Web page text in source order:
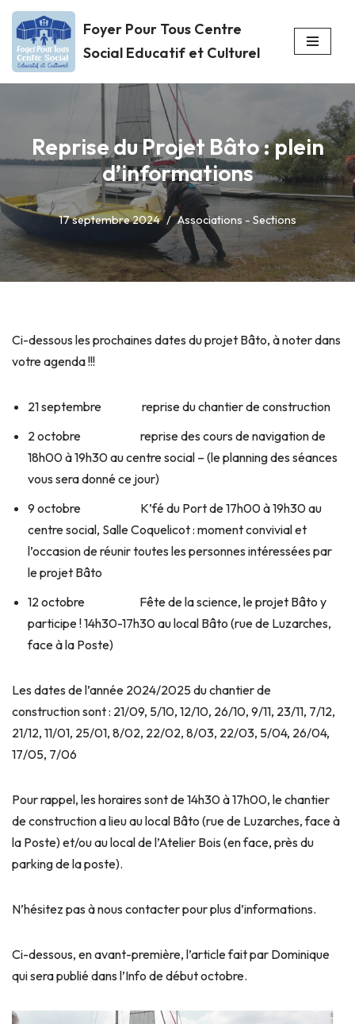
Aller
au
contenu
Foyer Pour Tous Centre
Social Educatif et Culturel
Reprise du Projet Bâto : plein
d’informations
17 septembre 2024 Associations - Sections
Ci-dessous les prochaines dates du projet Bâto, à noter dans
votre agenda !!!
21 septembre reprise du chantier de construction
2 octobre reprise des cours de navigation de
18h00 à 19h30 au centre social – (le planning des séances
vous sera donné ce jour)
9 octobre K’fé du Port de 17h00 à 19h30 au
centre social, Salle Coquelicot : moment convivial et
l’occasion de réunir toutes les personnes intéressées par
le projet Bâto
12 octobre Fête de la science, le projet Bâto y
participe ! 14h30-17h30 au local Bâto (rue de Luzarches,
face à la Poste)
Les dates de l’année 2024/2025 du chantier de
construction sont : 21/09, 5/10, 12/10, 26/10, 9/11, 23/11, 7/12,
21/12, 11/01, 25/01, 8/02, 22/02, 8/03, 22/03, 5/04, 26/04,
17/05, 7/06
Pour rappel, les horaires sont de 14h30 à 17h00, le chantier
de construction a lieu au local Bâto (rue de Luzarches, face à
la Poste) et/ou au local de l’Atelier Bois (en face, près du
parking de la poste).
N’hésitez pas à nous contacter pour plus d’informations.
Ci-dessous, en avant-première, l’article fait par Dominique
qui sera publié dans l’Info de début octobre.